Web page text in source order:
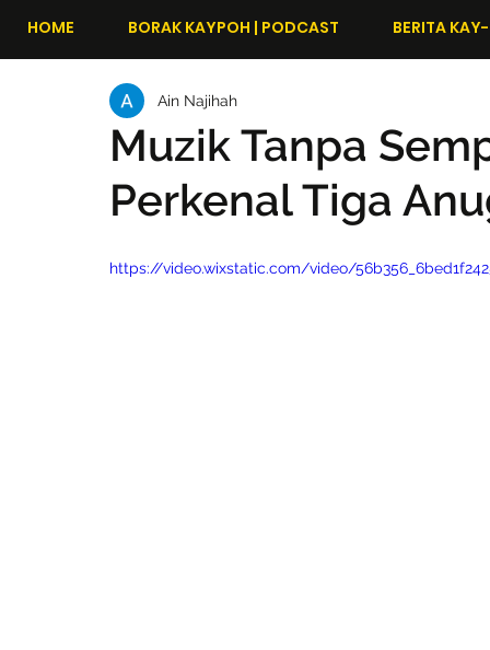
HOME BORAK KAYPOH | PODCAST BERITA
Muzik Tanpa
Perkenal Tiga
Ain Najihah
https://video.wixstatic.com/video/